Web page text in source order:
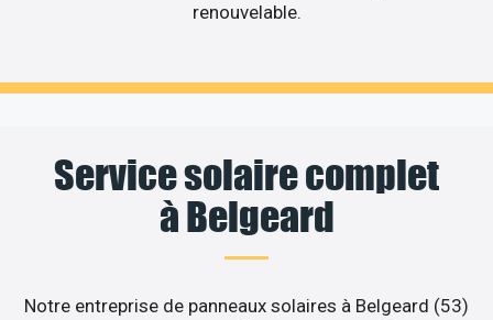
renouvelable.
Service solaire complet
à Belgeard
Notre entreprise de panneaux solaires à Belgeard (53)